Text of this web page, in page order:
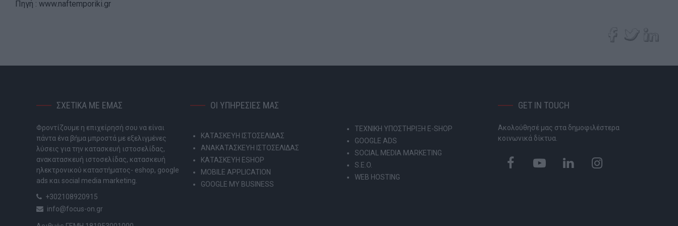
Πηγή : www.naftemporiki.gr
ΣΧΕΤΙΚΑ ΜΕ ΕΜΑΣ
Φροντίζουμε η επιχείρησή σου να είναι
πάντα ένα βήμα μπροστά με εξελιγμένες
λύσεις για την κατασκευή ιστοσελίδας,
ανακατασκευή ιστοσελίδας, κατασκευή
ηλεκτρονικού καταστήματος- eshop, google
ads και social media marketing.
+302108920915
info@focus-on.gr
ΟΙ ΥΠΗΡΕΣΙΕΣ ΜΑΣ
ΚΑΤΑΣΚΕΥΗ ΙΣΤΟΣΕΛΙΔΑΣ
ΑΝΑΚΑΤΑΣΚΕΥΗ ΙΣΤΟΣΕΛΙΔΑΣ
ΚΑΤΑΣΚΕΥΗ ESHOP
MOBILE APPLICATION
GOOGLE MY BUSINESS
ΤΕΧΝΙΚΗ ΥΠΟΣΤΗΡΙΞΗ E-SHOP
GOOGLE ADS
SOCIAL MEDIA MARKETING
S.E.O.
WEB HOSTING
GET IN TOUCH
Ακολούθησέ μας στα δημοφιλέστερα
κοινωνικά δίκτυα.